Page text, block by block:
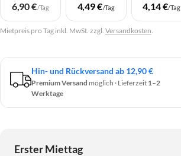
6,90 €/Tag 4,49 €/Tag 4,14 €/Tag
Mietpreis pro Tag inkl. MwSt. zzgl. Versandkosten.
Hin- und Rückversand ab 12,90 €
Premium Versand möglich · Lieferzeit 1–2
Werktage
Erster Miettag